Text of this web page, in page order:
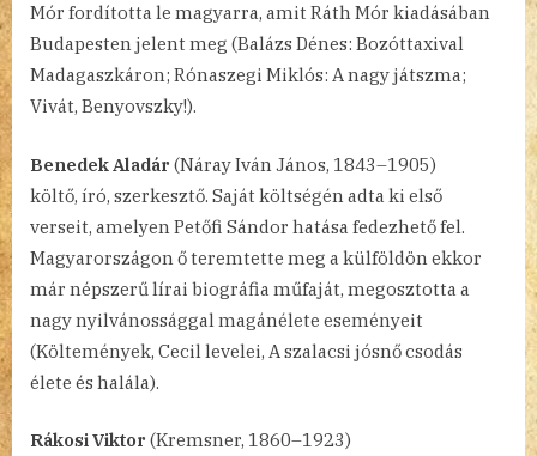
Mór fordította le magyarra, amit Ráth Mór kiadásában
Budapesten jelent meg (Balázs Dénes: Bozóttaxival
Madagaszkáron; Rónaszegi Miklós: A nagy játszma;
Vivát, Benyovszky!).
Benedek Aladár (Náray Iván János, 1843–1905)
költő, író, szerkesztő. Saját költségén adta ki első
verseit, amelyen Petőfi Sándor hatása fedezhető fel.
Magyarországon ő teremtette meg a külföldön ekkor
már népszerű lírai biográfia műfaját, megosztotta a
nagy nyilvánossággal magánélete eseményeit
(Költemények, Cecil levelei, A szalacsi jósnő csodás
élete és halála).
Rákosi Viktor (Kremsner, 1860–1923)